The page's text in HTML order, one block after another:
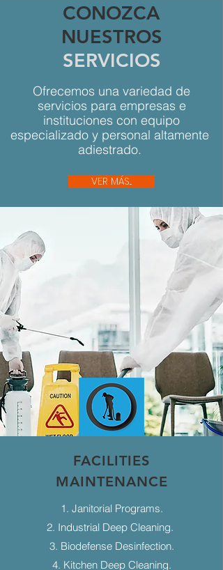
CONOZCA
NUESTROS
SERVICIOS
Ofrecemos una variedad de
servicios para empresas e
instituciones con equipo
especializado y personal altamente
adiestrado.
VER MÁS...
FACILITIES
MAINTENANCE
1. Janitorial Programs.
2. Industrial Deep Cleaning.
3. Biodefense Desinfection.
4. Kitchen Deep Cleaning.